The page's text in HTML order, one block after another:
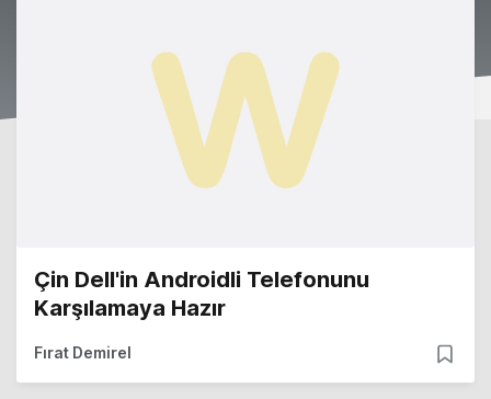
Çin Dell'in Androidli Telefonunu
Karşılamaya Hazır
Fırat Demirel